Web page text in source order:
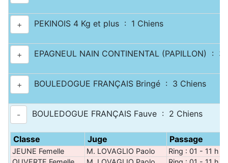
+ PEKINOIS 4 Kg et plus : 1 Chiens
+ EPAGNEUL NAIN CONTINENTAL (PAPILLON) : 3
+ BOULEDOGUE FRANÇAIS Bringé : 3 Chiens
- BOULEDOGUE FRANÇAIS Fauve : 2 Chiens
Classe Juge Passage
JEUNE Femelle M. LOVAGLIO Paolo
Ring : 01 - 11 h